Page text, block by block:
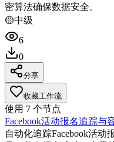
密算法确保数据安全。
🟡中级
6
0
分享
收藏工作流
使用 7 个节点
Facebook活动报名追踪与
自动化追踪Facebook活动